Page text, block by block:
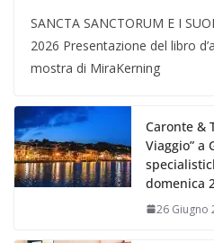
SANCTA SANCTORUM E I
2026 Presentazione del libro
mostra di MiraKerning
Caronte &
Viaggio” a
domenica
26 Giugno